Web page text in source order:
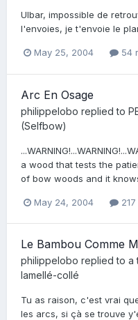
Ulbar, impossible de
l'envoies, je t'envoie le
May 25, 2004 54
Arc En Osage
philippelobo replied to
(Selfbow)
a wood that tests the
of bow woods and it
May 24, 2004
Le Bambou Comme
philippelobo replied to a
lamellé-collé
Tu as raison, c'est vrai
les arcs, si çà se trouve